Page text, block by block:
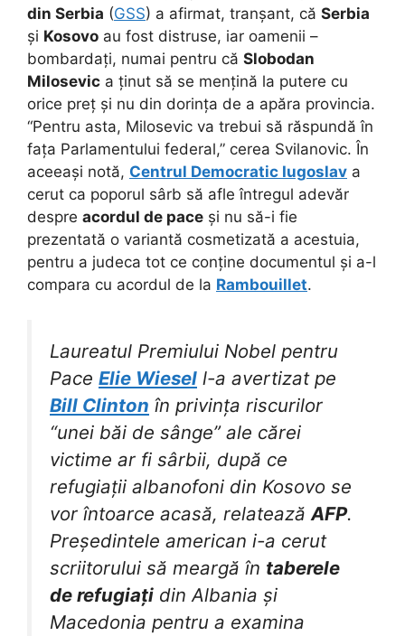
din Serbia (GSS) a afirmat, tranșant, că Serbia
și Kosovo au fost distruse, iar oamenii –
bombardați, numai pentru că Slobodan
Milosevic a ținut să se mențină la putere cu
orice preț și nu din dorința de a apăra provincia.
“Pentru asta, Milosevic va trebui să răspundă în
fața Parlamentului federal,” cerea Svilanovic. În
aceeași notă, Centrul Democratic Iugoslav a
cerut ca poporul sârb să afle întregul adevăr
despre acordul de pace și nu să-i fie
prezentată o variantă cosmetizată a acestuia,
pentru a judeca tot ce conține documentul și a-l
compara cu acordul de la Rambouillet.
Laureatul Premiului Nobel pentru
Pace Elie Wiesel l-a avertizat pe
Bill Clinton în privința riscurilor
“unei băi de sânge” ale cărei
victime ar fi sârbii, după ce
refugiații albanofoni din Kosovo se
vor întoarce acasă, relatează AFP.
Președintele american i-a cerut
scriitorului să meargă în taberele
de refugiați din Albania și
Macedonia pentru a examina